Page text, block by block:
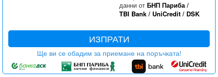
данни от БНП Париба/
TBI Bank/ UniCredit/ DSK
ИЗПРАТИ
Ще ви се обадим за приемане на поръчката!